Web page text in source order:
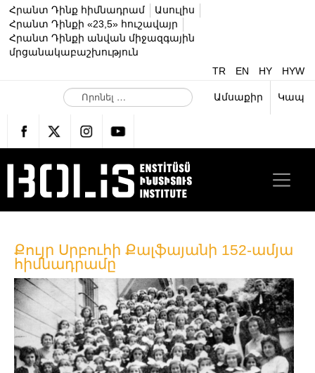
Հրանտ Դինք հիմնադրամ
Ասուլիս
Հրանտ Դինքի «23,5» հուշավայր
Հրանտ Դինքի անվան միջազգային
մրցանակաբաշխություն
TR
EN HY
HYW
Ո
ր
ե
Ամսաքիր Կապ
Քույր Սրբուհի Քալֆայանի 152-ամյա
հիմնադրամը